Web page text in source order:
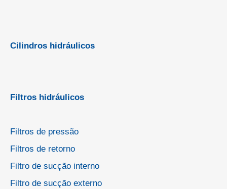
Cilindros hidráulicos
Filtros hidráulicos
Filtros de pressão
Filtros de retorno
Filtro de sucção interno
Filtro de sucção externo